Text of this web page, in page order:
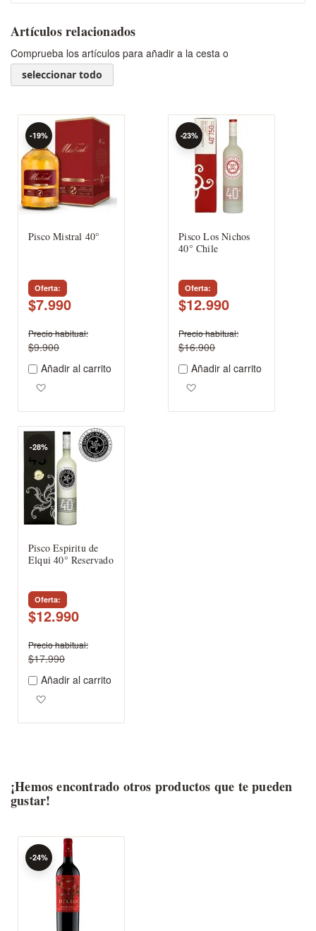
Artículos relacionados
Comprueba los artículos para añadir a la cesta o
seleccionar todo
Pisco Mistral 40°
Oferta
$7.990
-19%
Precio habitual
$9.900
Añadir al carrito
Pisco Los Nichos
40° Chile
Oferta
$12.990
-23%
Precio habitual
$16.900
Añadir al carrito
Pisco Espiritu de
Elqui 40° Reservado
Oferta
$12.990
-28%
Precio habitual
$17.990
Añadir al carrito
¡Hemos encontrado otros productos que te pueden
gustar!
-24%